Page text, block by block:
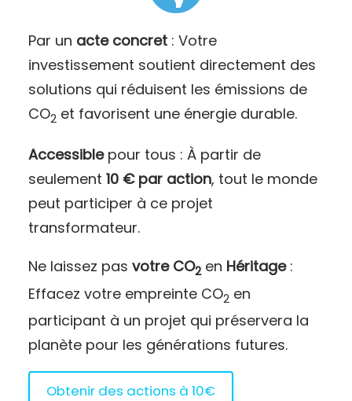
Par un acte concret: Votre
investissement soutient directement des
solutions qui réduisent les émissions de
CO2 et favorisent une énergie durable.
Accessiblepour tous : À partir de
seulement 10 € par action, tout le monde
peut participer à ce projet
transformateur.
Ne laissez pas votre CO2en Héritage:
Effacez votre empreinte CO2 en
participant à un projet qui préservera la
planète pour les générations futures.
Obtenir des actions à 10€